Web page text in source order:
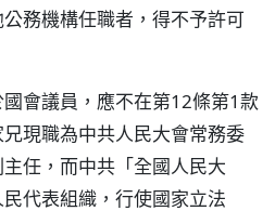
務機構任職者，得不予許可
會議員，應不在第12條第1款
現職為中共人民大會常務委
任，而中共「全國人民大
代表組織，行使國家立法